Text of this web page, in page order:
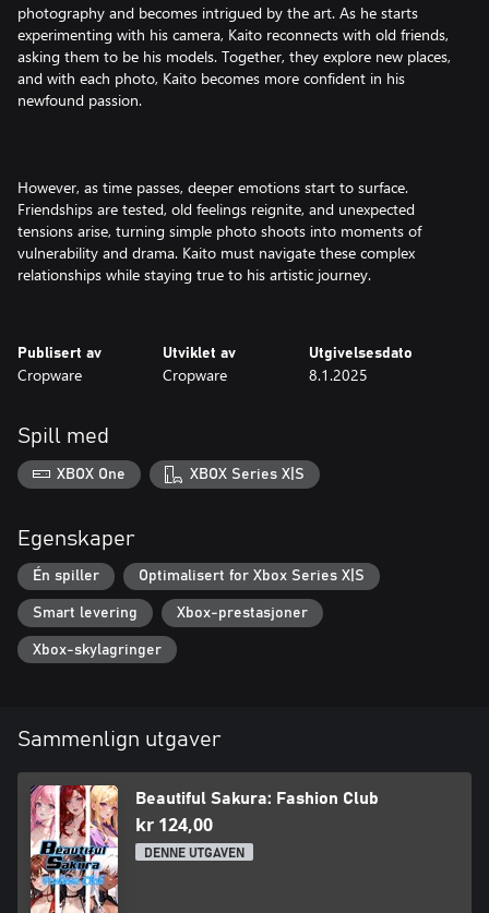
photography and becomes intrigued by the art. As he starts
experimenting with his camera, Kaito reconnects with old friends,
asking them to be his models. Together, they explore new places,
and with each photo, Kaito becomes more confident in his
newfound passion.
However, as time passes, deeper emotions start to surface.
Friendships are tested, old feelings reignite, and unexpected
tensions arise, turning simple photo shoots into moments of
vulnerability and drama. Kaito must navigate these complex
relationships while staying true to his artistic journey.
Publisert av
Cropware
Utviklet av
Cropware
Utgivelsesdato
8.1.2025
Spill med
XBOX One XBOX Series X|S
Egenskaper
Én spiller Optimalisert for Xbox Series X|S
Smart levering Xbox-prestasjoner
Xbox-skylagringer
Sammenlign utgaver
Beautiful Sakura: Fashion Club
kr 124,00
DENNE UTGAVEN